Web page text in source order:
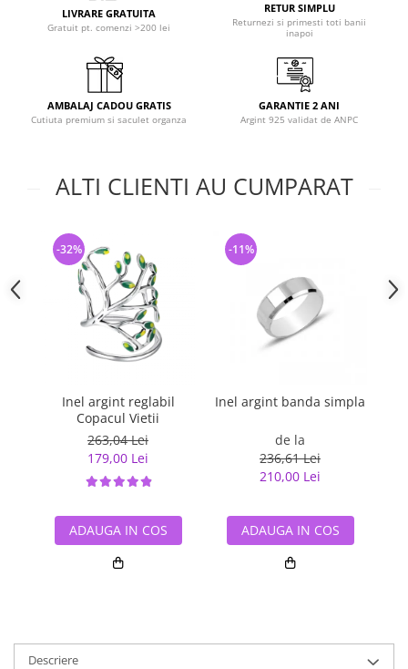
LIVRARE GRATUITA
Gratuit pt. comenzi >200 lei
RETUR SIMPLU
Returnezi si primesti toti banii
inapoi
AMBALAJ CADOU GRATIS
Cutiuta premium si saculet organza
GARANTIE 2 ANI
Argint 925 validat de ANPC
ALTI CLIENTI AU CUMPARAT
Inel argint reglabil
Copacul Vietii
263,04 Lei
179,00 Lei
-32%
ADAUGA IN COS
Inel argint banda simpla
de la
236,61 Lei
210,00 Lei
-11%
ADAUGA IN COS
Descriere